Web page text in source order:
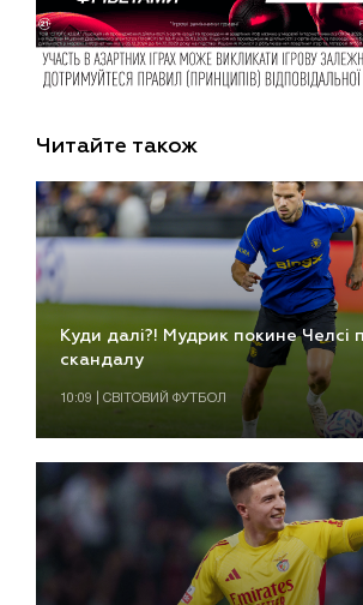
Читайте також
Куди далі?! Мудрик покине Челсі
скандалу
10:09 | СВІТОВИЙ ФУТБОЛ